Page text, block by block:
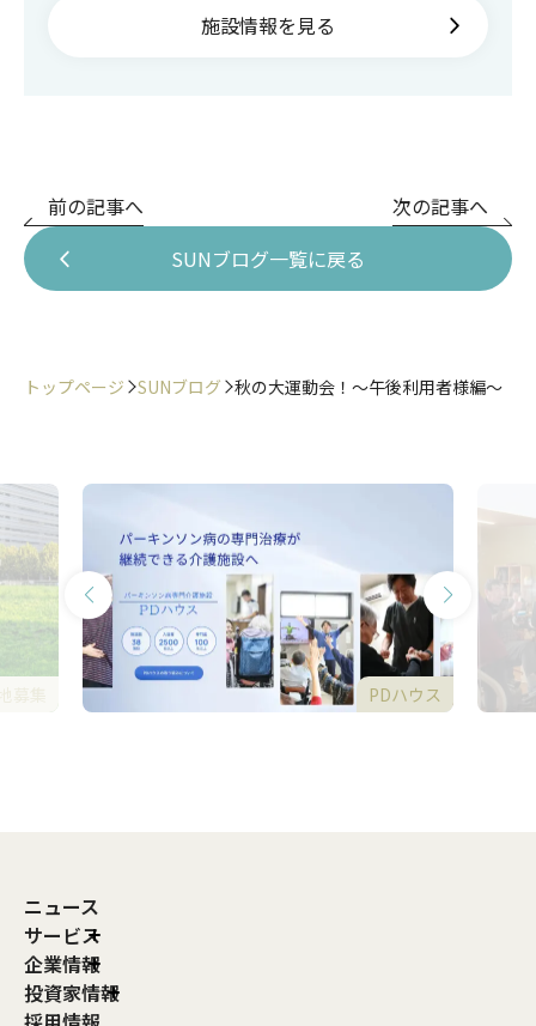
施設情報を見る
前の記事へ
SUNブログ一覧に戻る
次の記事へ
トップページ SUNブログ 秋の大運動会！〜午後利用者様編〜
PDハウス
ニュース
サービス
企業情報
投資家情報